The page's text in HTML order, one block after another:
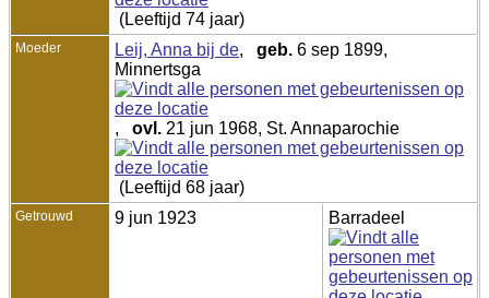
(Leeftijd 74 jaar)
Moeder Leij, Anna bij de, geb. 6 sep 1899,
Minnertsga
, ovl. 21 jun 1968, St. Annaparochie
(Leeftijd 68 jaar)
Getrouwd 9 jun 1923 Barradeel